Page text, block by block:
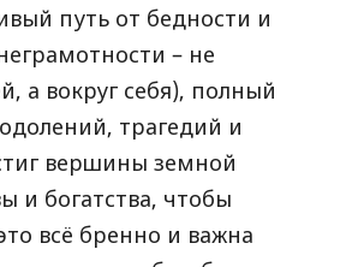
путь от бедности и
– не
а вокруг себя), полный
трагедий и
вершины земной
и богатства, чтобы
всё бренно и важна